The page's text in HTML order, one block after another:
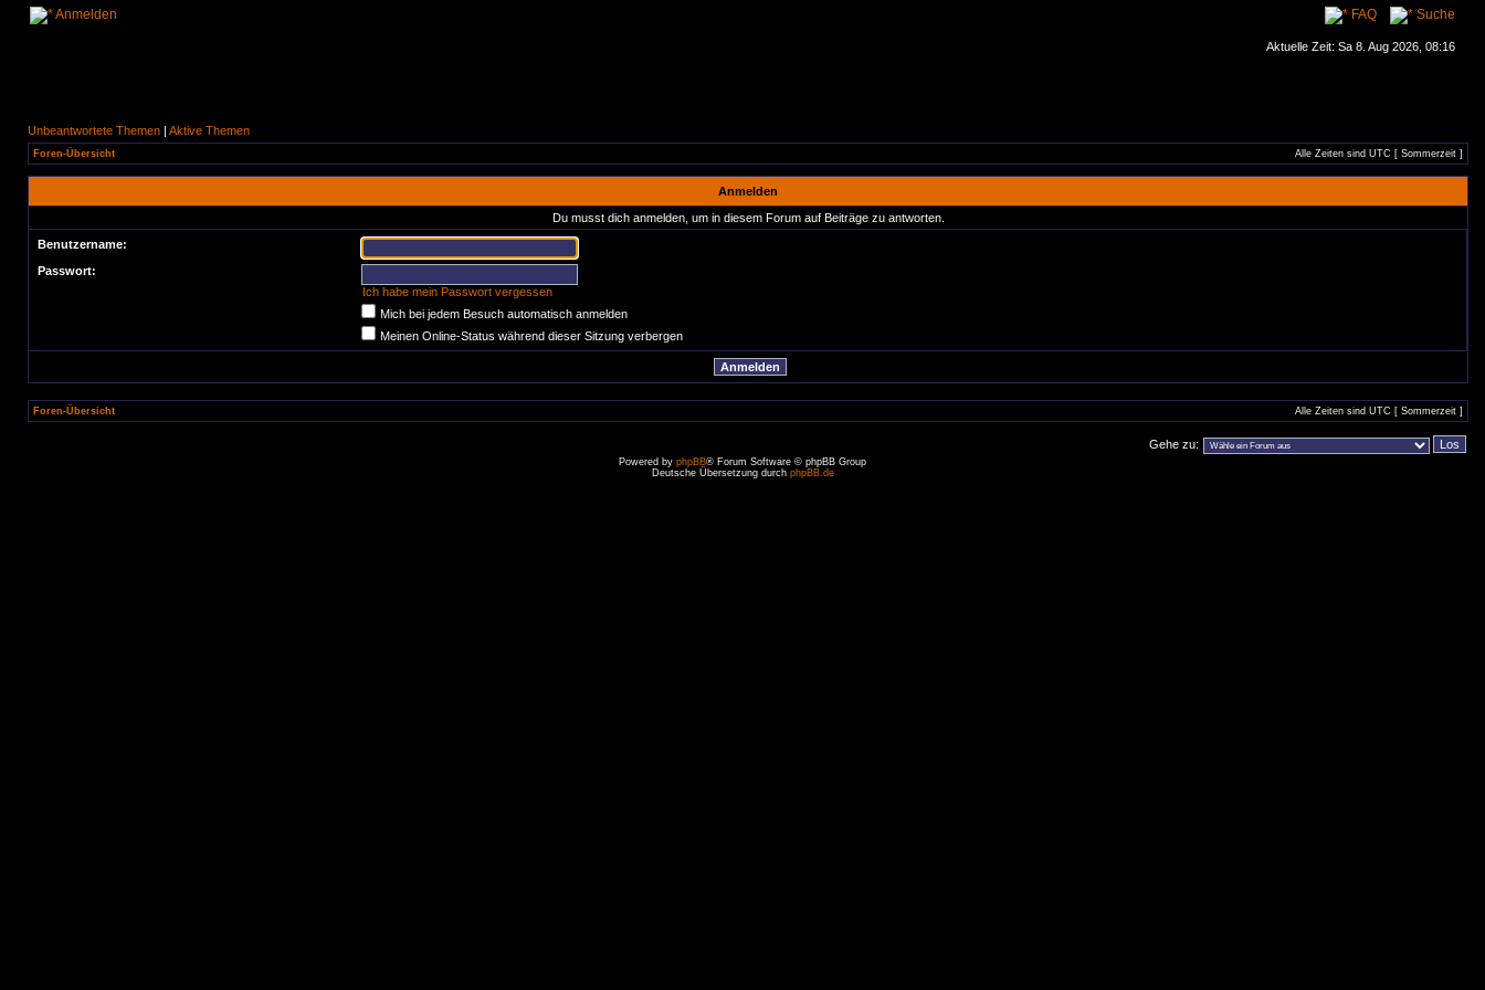
Anmelden FAQ Suche
Aktuelle Zeit: Sa 8. Aug 2026, 08:16
Unbeantwortete Themen | Aktive Themen
Foren-Übersicht Alle Zeiten sind UTC [ Sommerzeit ]
Anmelden
Du musst dich anmelden, um in diesem Forum auf Beiträge zu antworten.
Benutzername:
Passwort:
Ich habe mein Passwort vergessen
Mich bei jedem Besuch automatisch anmelden
Meinen Online-Status während dieser Sitzung verbergen
Foren-Übersicht Alle Zeiten sind UTC [ Sommerzeit ]
Gehe zu:
Powered by phpBB® Forum Software © phpBB Group
Deutsche Übersetzung durch phpBB.de